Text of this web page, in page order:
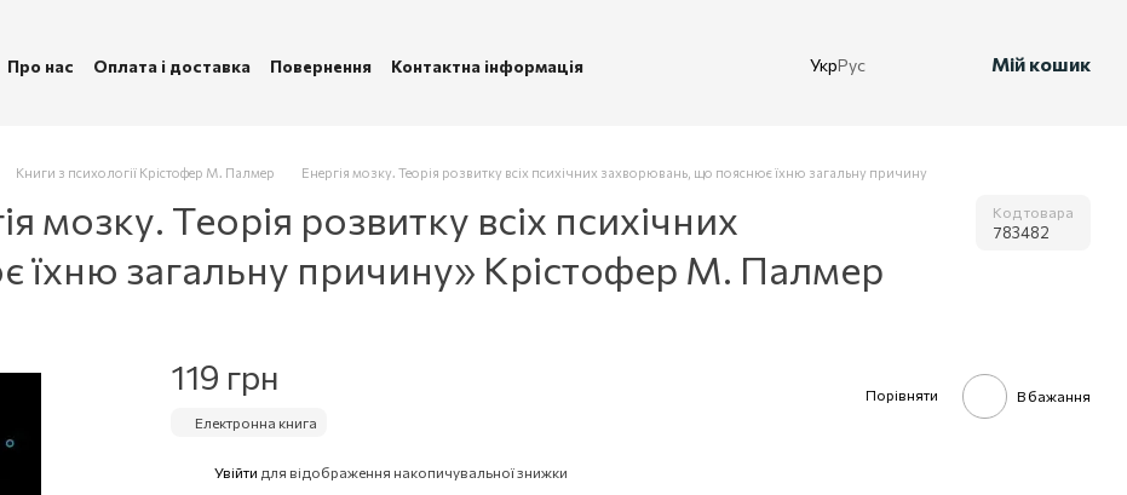
Про нас Оплата і доставка Повернення
Контактна інформація
УкрРус Мій кошик
Книги з психології Крістофер М. Палмер Енергія мозку. Теорія розвитку всіх психічних захворювань, що пояснює їхню загальну причину
мозку. Теорія розвитку всіх психічних
їхню загальну причину» Крістофер М. Палмер
Код товара
783482
119 грн
Електронна книга
Порівняти В бажання
Увійти для відображення накопичувальної знижки